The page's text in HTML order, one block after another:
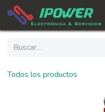
Ir al contenido
Todos los productos